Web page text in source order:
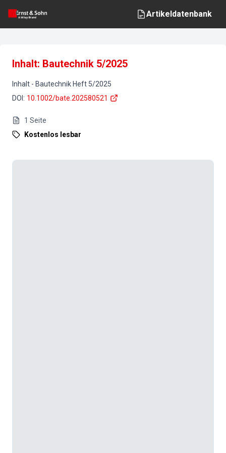
Artikeldatenbank
Inhalt: Bautechnik 5/2025
Inhalt - Bautechnik Heft 5/2025
DOI : 10.1002/bate.202580521
1 Seite
Kostenlos lesbar